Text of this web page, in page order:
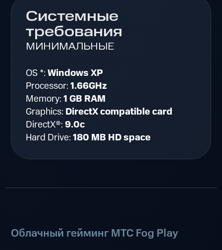
Системные
требования
МИНИМАЛЬНЫЕ
OS *:Windows XP
Processor:1.66GHz
Memory:1 GB RAM
Graphics: DirectX compatible card
DirectX®:9.0c
Hard Drive:180 MB HD space
Облачный гейминг МТС Fog Play